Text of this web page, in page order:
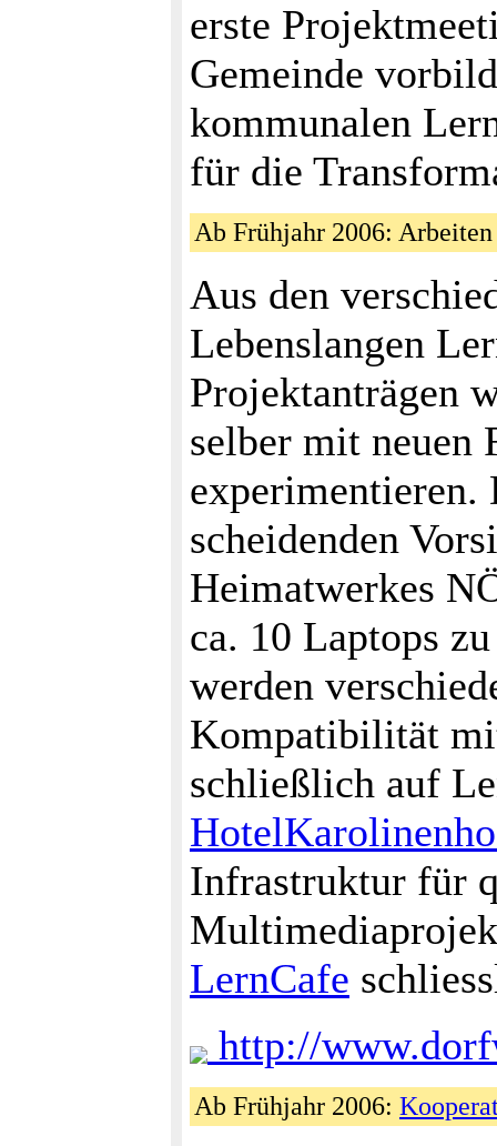
erste
Gemeinde
kommunalen
für die
Ab Frühjahr 2006:
Aus den
Lebenslangen
Projektanträgen
selber mit neuen
experimentieren.
scheidenden
Heimatwerkes
ca. 10 Laptops
werden
Kompatibilität
schließlich auf
Infrastruktur für
LernCafe
http://
Ab Frühjahr 2006: